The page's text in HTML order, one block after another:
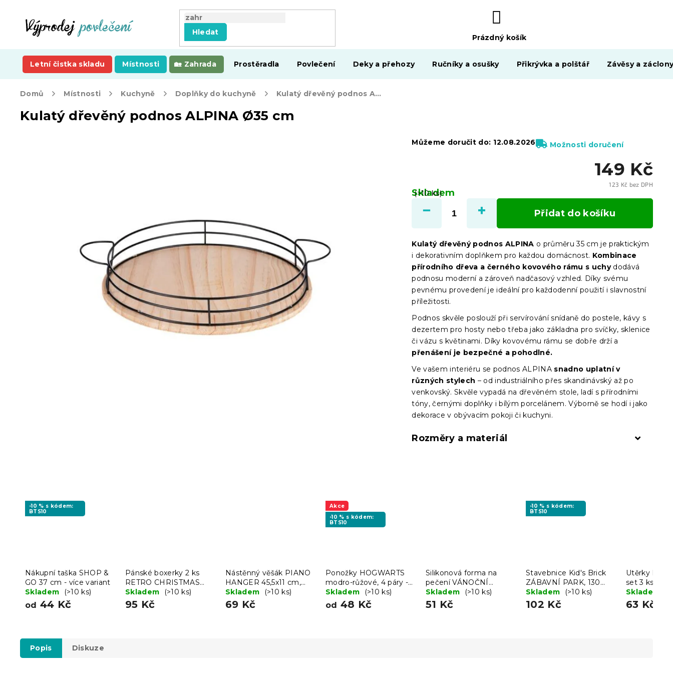
Hledat
NÁKUPNÍ
KOŠÍK
Prázdný košík
Letní čistka skladu Místnosti Zahrada Prostěradla Povlečení Deky a přehozy Ručníky a osušky Přikrývka a polštář Závěsy a
Domů Místnosti Kuchyně Doplňky do kuchyně Kulatý dřevěný podnos ALPINA Ø35 cm
Kulatý dřevěný podnos ALPINA Ø35 cm
149 Kč
123 Kč bez DPH
cena:
Skladem
(>10 ks)
Můžeme doručit do: 12.08.2026 Možnosti doručení
Přidat do košíku
Kulatý dřevěný podnos ALPINA o průměru 35 cm je praktickým
i dekorativním doplňkem pro každou domácnost. Kombinace
přírodního dřeva a černého kovového rámu s uchydodává
podnosu moderní a zároveň nadčasový vzhled. Díky svému
pevnému provedení je ideální pro každodenní použití i slavnostní
příležitosti.
Podnos skvěle poslouží při servírování snídaně do postele, kávy s
dezertem pro hosty nebo třeba jako základna pro svíčky, sklenice
či vázu s květinami. Díky kovovému rámu se dobře drží a
přenášení je bezpečné a pohodlné.
Ve vašem interiéru se podnos ALPINA snadno uplatní v
různých stylech – od industriálního přes skandinávský až po
venkovský. Skvěle vypadá na dřevěném stole, ladí s přírodními
tóny, černými doplňky i bílým porcelánem. Výborně se hodí i jako
dekorace v obývacím pokoji či kuchyni.
Rozměry a materiál
-10 % s kódem:
BTS10
Nákupní taška SHOP &
GO 37 cm - více variant
Skladem
(>10 ks)
od 44 Kč
Pánské boxerky 2 ks
RETRO CHRISTMAS
červené/šedé - různé
velikosti
Skladem (>10 ks)
95 Kč
Nástěnný věšák PIANO
HANGER 45,5x11 cm,
šedo-černý
Skladem (>10 ks)
69 Kč
Akce
-10 % s kódem:
BTS10
Ponožky HOGWARTS
modro-růžové, 4 páry -
různé velikosti
Skladem (>10 ks)
od 48 Kč
Silikonová forma na
pečení VÁNOČNÍ
STROMKY, červená
Skladem (>10 ks)
51 Kč
-10 % s kódem:
BTS10
Stavebnice Kid's Brick
ZÁBAVNÍ PARK, 130
dílků
Skladem (>10 ks)
102 Kč
Utěrky
set 3 ks -
Skladem
63 Kč
Popis Diskuze